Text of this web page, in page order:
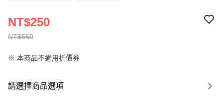
NT$550
NT$250
※ 本商品不適用折價券
請選擇商品選項